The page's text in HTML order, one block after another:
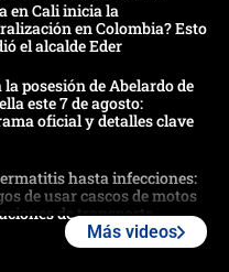
en Cali inicia la
en Colombia? Esto
el alcalde Eder
la posesión de Abelardo de
este 7 de agosto:
oficial y detalles clave
hasta infecciones:
de usar cascos de motos
de transporte
Más videos